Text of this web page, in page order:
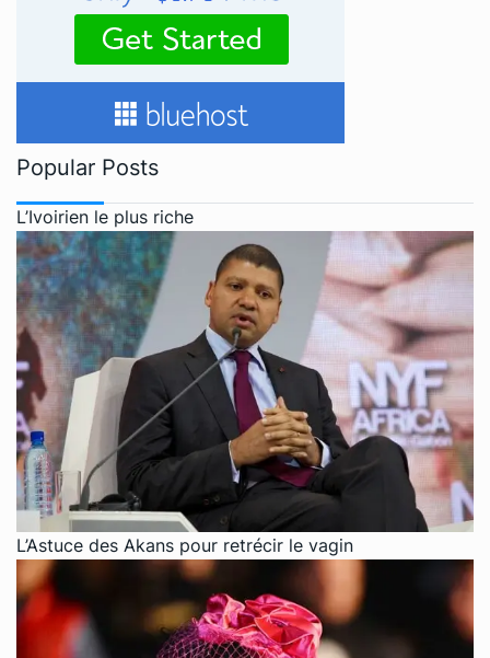
Popular Posts
L’Ivoirien le plus riche
L’Astuce des Akans pour retrécir le vagin